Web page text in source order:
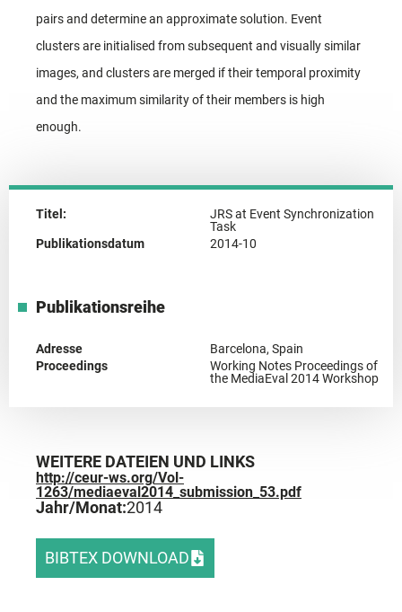
pairs and determine an approximate solution. Event
clusters are initialised from subsequent and visually similar
images, and clusters are merged if their temporal proximity
and the maximum similarity of their members is high
enough.
Titel:
JRS at Event Synchronization
Task
Publikationsdatum
2014-10
Publikationsreihe
Adresse
Barcelona, Spain
Proceedings
Working Notes Proceedings of
the MediaEval 2014 Workshop
WEITERE DATEIEN UND LINKS
http://ceur-ws.org/Vol-
1263/mediaeval2014_submission_53.pdf
Jahr/Monat:2014
BIBTEX DOWNLOAD